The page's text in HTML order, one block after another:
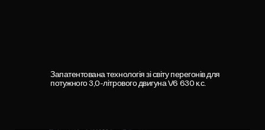
Запатентована технологія зі світу перегонів для
потужного 3,0-літрового двигуна V6 630 к.с.